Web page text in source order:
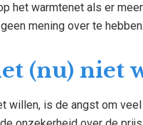
het warmtenet als er
mening over te
(nu) niet
willen, is de angst om